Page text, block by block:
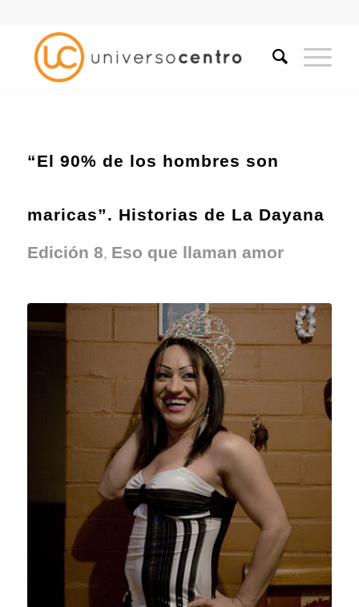
“El 90% de los hombres son
maricas”. Historias de La Dayana
Edición 8, Eso que llaman amor